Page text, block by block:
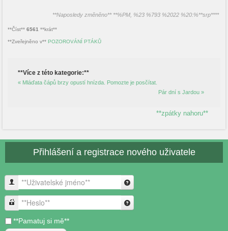
**Naposledy změněno** **%PM, %23 %793 %2022 %20:%**srp****
**Číst** 6561 **krát**
**Zveřejněno v** POZOROVÁNÍ PTÁKŮ
**Více z této kategorie:**
« Mláďata čápů brzy opustí hnízda. Pomozte je posčítat.
Pár dní s Jardou »
**zpátky nahoru**
Přihlášení a registrace nového uživatele
**Uživatelské jméno**
**Heslo**
**Pamatuj si mě**